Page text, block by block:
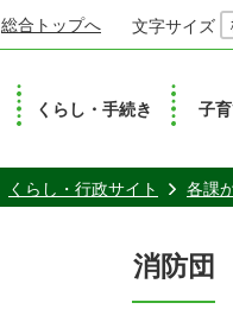
総合トップへ 文字サイズ
くらし・手続き 子
くらし・行政サイト 各課
消防団